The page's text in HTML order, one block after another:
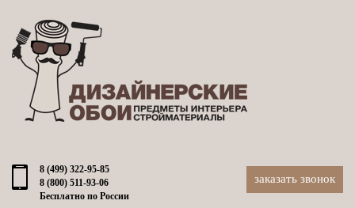
8 (499) 322-95-85
8 (800) 511-93-06
Бесплатно по России
заказать звонок